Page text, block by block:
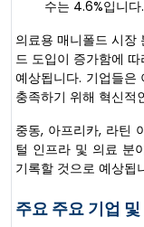
수는 4.6%입니다.
의료용 매니폴드 시장
드 도입이 증가함에
예상됩니다. 기업들은
충족하기 위해 혁신적
중동, 아프리카, 라틴
털 인프라 및 의료 분
기록할 것으로 예상됩
주요 주요 기업